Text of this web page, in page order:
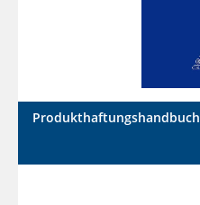
Produkthaftungshandbuch